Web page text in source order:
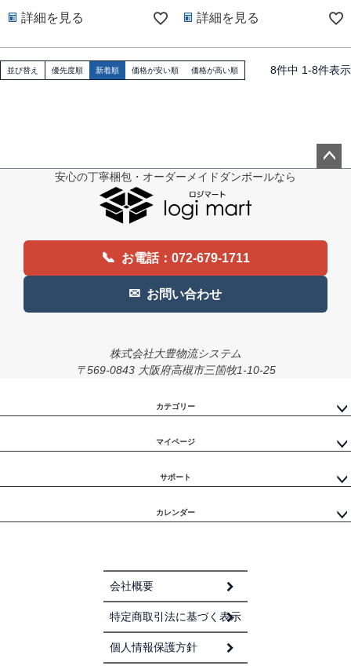
詳細を見る 詳細を見る
並び替え 優先度順 新着順 価格が安い順 価格が高い順 8件中 1-8件表示
安心の丁寧梱包・オーダーメイドダンボールなら
📞 お電話：072-679-1711
✉ お問い合わせ
株式会社大豊物流システム
〒569-0843 大阪府高槻市三箇牧1-10-25
カテゴリー
マイページ
サポート
カレンダー
会社概要
特定商取引法に基づく表示
個人情報保護方針